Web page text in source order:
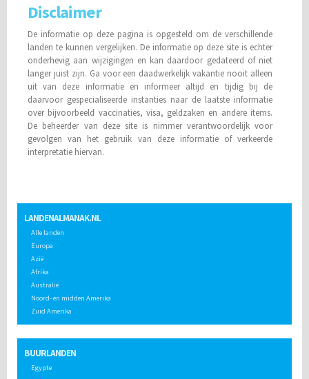
Disclaimer
De informatie op deze pagina is opgesteld om de verschillende
landen te kunnen vergelijken. De informatie op deze site is echter
onderhevig aan wijzigingen en kan daardoor gedateerd of niet
langer juist zijn. Ga voor een daadwerkelijk vakantie nooit alleen
uit van deze informatie en informeer altijd en tijdig bij de
daarvoor gespecialiseerde instanties naar de laatste informatie
over bijvoorbeeld vaccinaties, visa, geldzaken en andere items.
De beheerder van deze site is nimmer verantwoordelijk voor
gevolgen van het gebruik van deze informatie of verkeerde
interpretatie hiervan.
LANDENALMANAK.NL
Alle landen
Europa
Azië
Afrika
Australië
Noord- en midden Amerika
Zuid Amerika
BUURLANDEN
Egypte